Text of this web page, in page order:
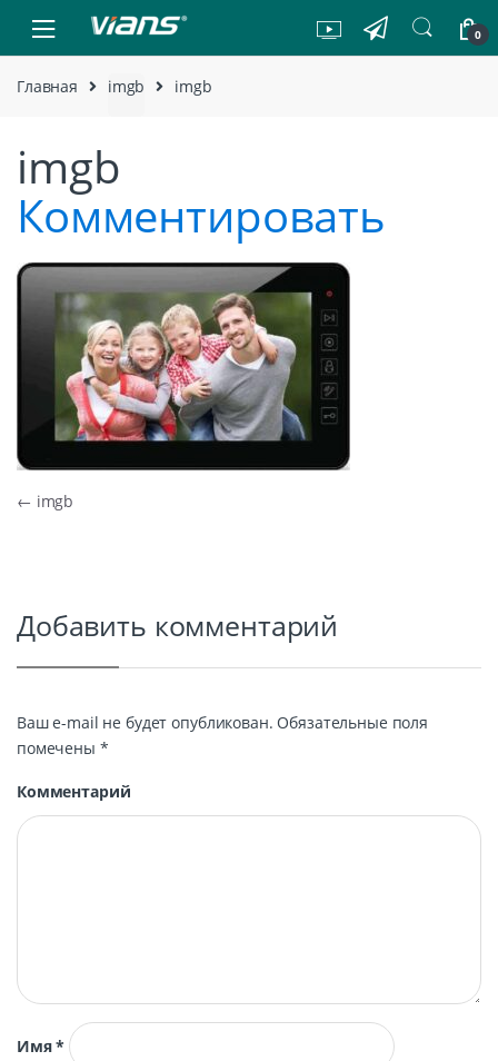
Skip to navigation
Skip to content
0
Главная imgb imgb
imgb
Комментировать
Навигация по записям
← imgb
Добавить комментарий
Ваш e-mail не будет опубликован. Обязательные поля
помечены *
Комментарий
Имя*